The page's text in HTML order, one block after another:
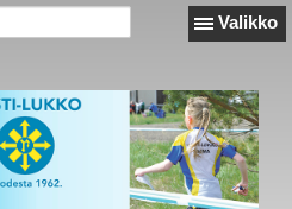
Valikko